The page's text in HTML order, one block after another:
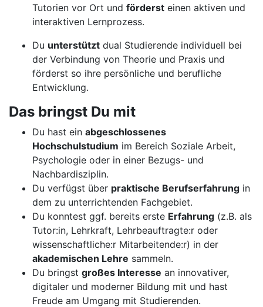
Tutorien vor Ort und förderst einen aktiven und
interaktiven Lernprozess.
Du unterstützt dual Studierende individuell bei
der Verbindung von Theorie und Praxis und
förderst so ihre persönliche und berufliche
Entwicklung.
Das bringst Du mit
Du hast ein abgeschlossenes
Hochschulstudium im Bereich Soziale Arbeit,
Psychologie oder in einer Bezugs- und
Nachbardisziplin.
Du verfügst über praktische Berufserfahrung in
dem zu unterrichtenden Fachgebiet.
Du konntest ggf. bereits erste Erfahrung (z.B. als
Tutor:in, Lehrkraft, Lehrbeauftragte:r oder
wissenschaftliche:r Mitarbeitende:r) in der
akademischen Lehre sammeln.
Du bringst großes Interesse an innovativer,
digitaler und moderner Bildung mit und hast
Freude am Umgang mit Studierenden.